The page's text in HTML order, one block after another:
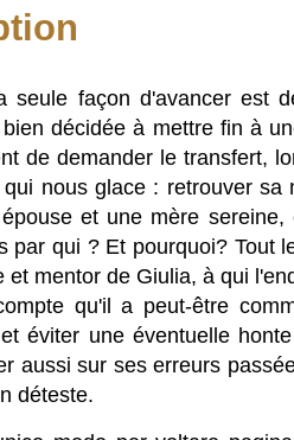
seule façon d'avancer est
décidée à mettre fin à
de demander le transfert,
qui nous glace : retrouver
et une mère
par qui ? Et pourquoi? Tout
et mentor de Giulia, à qui
qu'il a peut-être
éviter une éventuelle
aussi sur ses erreurs
déteste.